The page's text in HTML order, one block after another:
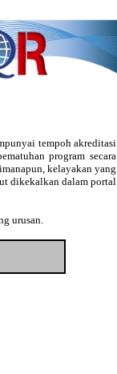
tempoh akreditasi
program secara
kelayakan yang
dikekalkan dalam portal
urusan.